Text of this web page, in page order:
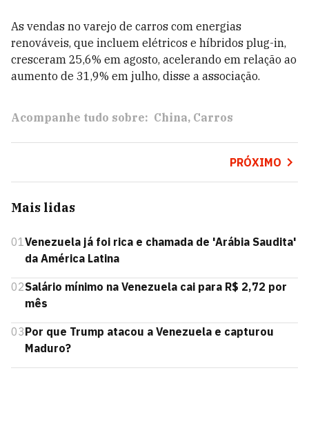
As vendas no varejo de carros com energias
renováveis, que incluem elétricos e híbridos plug-in,
cresceram 25,6% em agosto, acelerando em relação ao
aumento de 31,9% em julho, disse a associação.
Acompanhe tudo sobre: China Carros
PRÓXIMO
Mais lidas
01Venezuela já foi rica e chamada de 'Arábia Saudita'
da América Latina
02Salário mínimo na Venezuela cai para R$ 2,72 por
mês
03Por que Trump atacou a Venezuela e capturou
Maduro?